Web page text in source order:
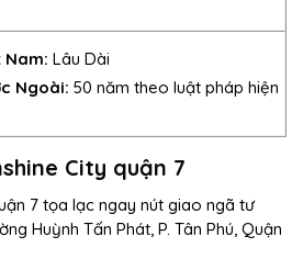
Nam: Lâu Dài
Ngoài: 50 năm theo luật pháp hiện
City quận 7
7 tọa lạc ngay nút giao ngã tư
Huỳnh Tấn Phát, P. Tân Phú, Quận